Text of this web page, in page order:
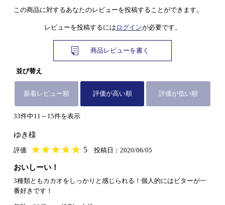
この商品に対するあなたのレビューを投稿することができます。
レビューを投稿するには ログインが必要です。
商品レビューを書く
並び替え
新着レビュー順 評価が高い順 評価が低い順
33件中11～15件を表示
ゆき様
評価 ★★★★★
★★★★★ 5 投稿日：2020/06/05
おいしーい！
3種類ともカカオをしっかりと感じられる！個人的にはビターが一
番好きです！